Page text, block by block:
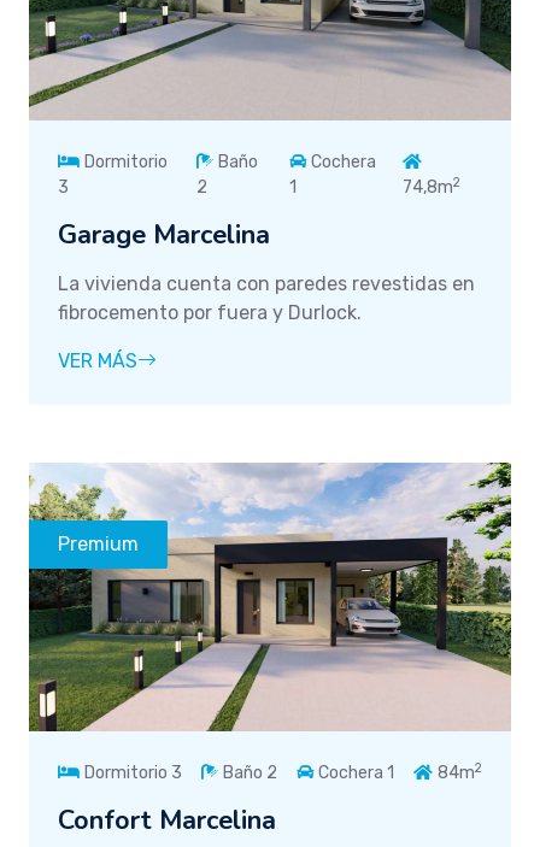
Dormitorio
3
Baño
2
Cochera
1
74,8m2
Garage Marcelina
La vivienda cuenta con paredes revestidas en
fibrocemento por fuera y Durlock.
VER MÁS
Premium
Dormitorio 3 Baño 2 Cochera 1 84m2
Confort Marcelina